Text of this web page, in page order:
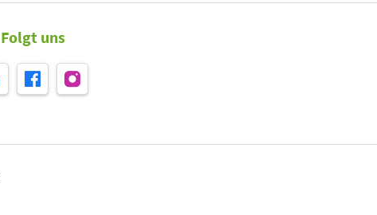
Folgt uns